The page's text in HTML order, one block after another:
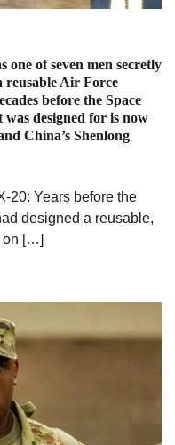
of seven men secretly
reusable Air Force
before the Space
designed for is now
China’s Shenlong
20: Years before the
designed a reusable,
on […]